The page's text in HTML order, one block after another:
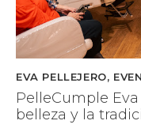
EVA PELLEJERO,
PelleCumple
belleza y la